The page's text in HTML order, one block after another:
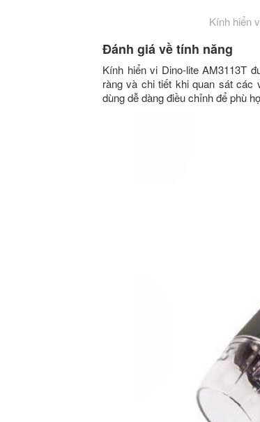
Kính hiển
Đánh giá về tính năng
Kính hiển vi Dino-lite AM3113T
ràng và chi tiết khi quan sát các
dùng dễ dàng điều chỉnh để phù